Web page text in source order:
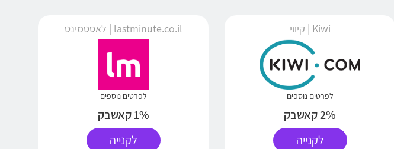
Kiwi | קיווי
לפרטים נוספים
2% קאשבק
לקנייה
lastminute.co.il | לאסטמינט
לפרטים נוספים
1% קאשבק
לקנייה